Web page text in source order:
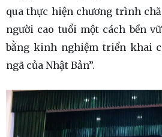
qua thực hiện chương trình
người cao tuổi một cách bền
bằng kinh nghiệm triển khai
ngã của Nhật Bản”.